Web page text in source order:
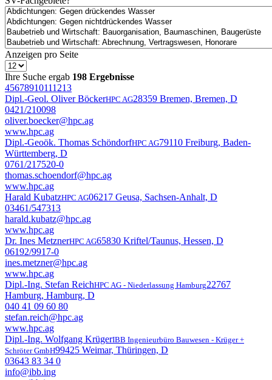
Anzeigen pro Seite
Ihre Suche ergab 198 Ergebnisse
45678910111213
Dipl.-Geol. Oliver BöckerHPC AG28359 Bremen, Bremen, D
0421/210098
oliver.boecker@hpc.ag
www.hpc.ag
Dipl.-Geoök. Thomas SchöndorfHPC AG79110 Freiburg, Baden-
Württemberg, D
0761/217520-0
thomas.schoendorf@hpc.ag
www.hpc.ag
Harald KubatzHPC AG06217 Geusa, Sachsen-Anhalt, D
03461/547313
harald.kubatz@hpc.ag
www.hpc.ag
Dr. Ines MetznerHPC AG65830 Kriftel/Taunus, Hessen, D
06192/9917-0
ines.metzner@hpc.ag
www.hpc.ag
Dipl.-Ing. Stefan ReichHPC AG - Niederlassung Hamburg22767
Hamburg, Hamburg, D
040 41 09 60 80
stefan.reich@hpc.ag
www.hpc.ag
Dipl.-Ing. Wolfgang KrügerIBB Ingenieurbüro Bauwesen - Krüger +
Schröter GmbH99425 Weimar, Thüringen, D
03643 83 34 0
info@ibb.ing